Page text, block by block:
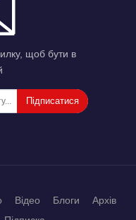
щоб бути в
Підписатися
Відео Блоги
Архів